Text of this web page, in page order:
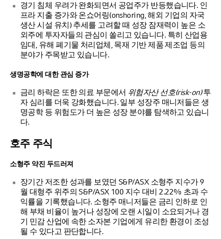
경기 침체 우려가 완화되면서 공업주가 반등했습니다. 인
프라 지출 증가와 온쇼어링(onshoring, 해외 기업의 자국
생산 시설 유치) 추세를 고려할 때 성장 잠재력이 높은 소
외주에 투자자들의 관심이 쏠리고 있습니다. 특히 산업용
임대, 유해 폐기물 처리업체, 목재 기반 제품 제조업 등의
분야가 주목받고 있습니다.
생명공학에 대한 관심 증가
금리 하락은 또한 의료 부문에서 위험자산 선호(risk-on)투
자 심리를 더욱 강화했습니다. 일부 성장주 매니저들은 생
명공학 등 위험도가 더 높은 성장 분야를 탐색하고 있습니
다.
호주 주식
소형주 약진 두드러져
장기간 저조한 성과를 보였던 S&P/ASX 소형주 지수가 9
월 대형주 위주의 S&P/ASX 100 지수 대비 2.22% 초과 수
익률을 기록했습니다. 소형주 매니저들은 금리 인하로 인
해 부채 비율이 높거나 성장에 오랜 시일이 소요되거나 경
기 민감 산업에 속한 소자본 기업에게 유리한 환경이 조성
될 수 있다고 판단합니다.